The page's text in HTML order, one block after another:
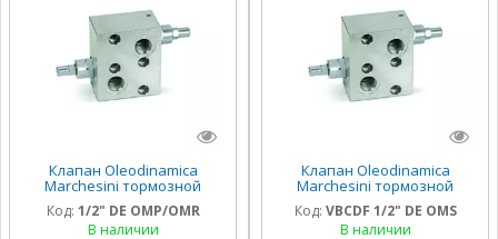
Клапан Oleodinamica
Marchesini тормозной
(подпорный) стыкового
монтажа на гидромотор
1/2" DE OMP/OMR
Код: 1/2" DE OMP/OMR
В наличии
Клапан Oleodinamica
Marchesini тормозной
(подпорный) стыкового
монтажа на гидромотор
VBCDF 1/2" DE OMS
Код: VBCDF 1/2" DE OMS
В наличии